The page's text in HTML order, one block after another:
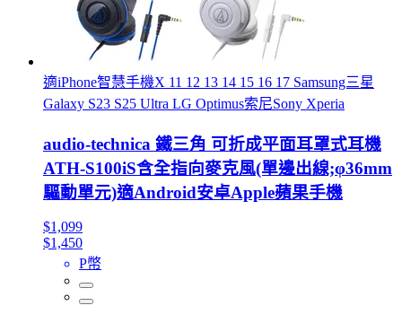
適iPhone智慧手機X 11 12 13 14 15 16 17 Samsung三星
Galaxy S23 S25 Ultra LG Optimus索尼Sony Xperia
audio-technica 鐵三角 可折成平面耳罩式耳機
ATH-S100iS含全指向麥克風(單邊出線;φ36mm
驅動單元)適Android安卓Apple蘋果手機
$1,099
$1,450
P幣